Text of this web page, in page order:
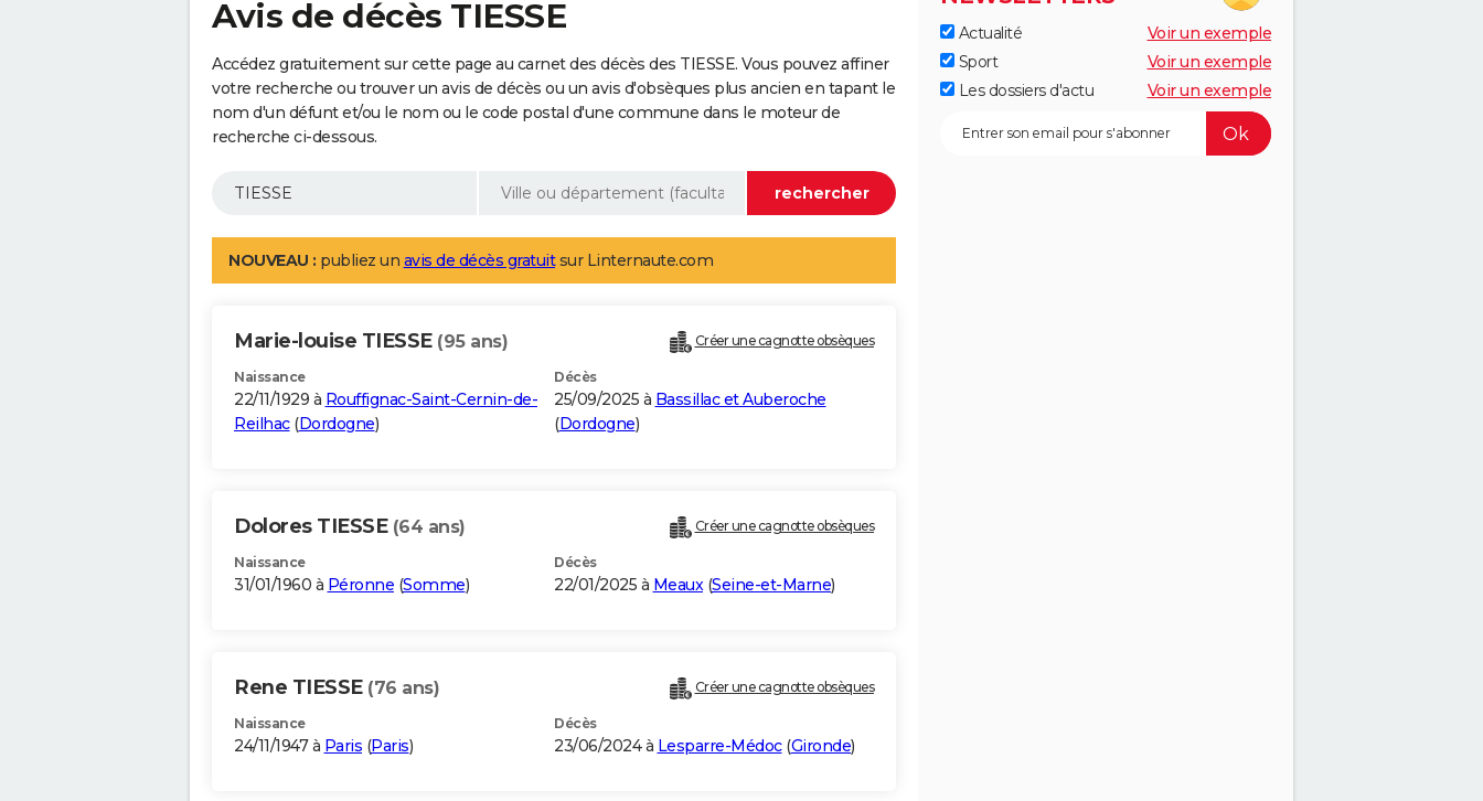
Avis de décès TIESSE
Accédez gratuitement sur cette page au carnet des décès des TIESSE. Vous pouvez affiner
votre recherche ou trouver un avis de décès ou un avis d'obsèques plus ancien en tapant le
nom d'un défunt et/ou le nom ou le code postal d'une commune dans le moteur de
recherche ci-dessous.
NOUVEAU : publiez un avis de décès gratuitsur Linternaute.com
Marie-louise TIESSE (95 ans) Créer une cagnotte obsèques
Naissance
22/11/1929 à Rouffignac-Saint-Cernin-de-
Reilhac(Dordogne)
Décès
25/09/2025 à Bassillac et Auberoche
(Dordogne)
Dolores TIESSE (64 ans) Créer une cagnotte obsèques
Naissance
31/01/1960 à Péronne (Somme)
Décès
22/01/2025 à Meaux(Seine-et-Marne)
Rene TIESSE (76 ans) Créer une cagnotte obsèques
Naissance
24/11/1947 à Paris (Paris)
Décès
23/06/2024 à Lesparre-Médoc(Gironde)
Actualité
Voir un exemple
Sport
Voir un exemple
Les dossiers d'actu
Voir un exemple